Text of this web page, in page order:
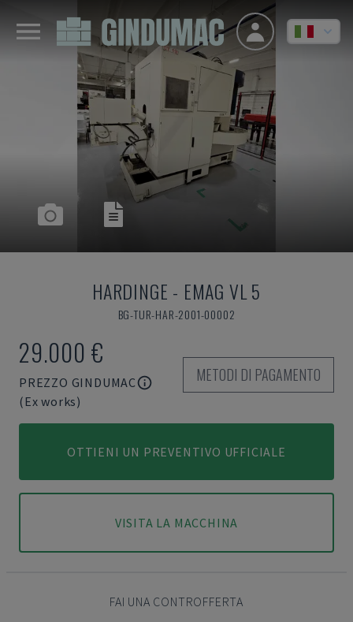
HARDINGE - EMAG VL 5
BG-TUR-HAR-2001-00002
29.000 €
PREZZO GINDUMAC
(Ex works)
METODI DI PAGAMENTO
OTTIENI UN PREVENTIVO UFFICIALE
VISITA LA MACCHINA
FAI UNA CONTROFFERTA